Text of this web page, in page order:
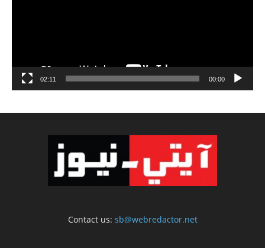
00:00
02:11
Contact us: sb@webredactor.net